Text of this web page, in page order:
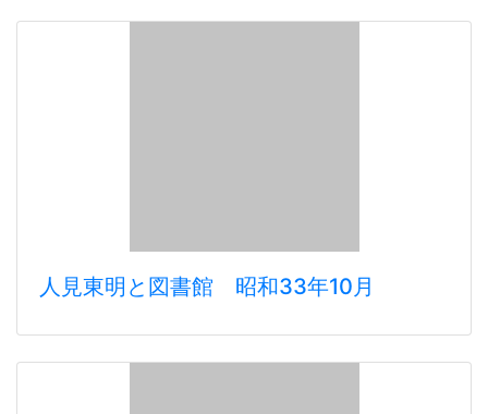
人見東明と図書館 昭和33年10月